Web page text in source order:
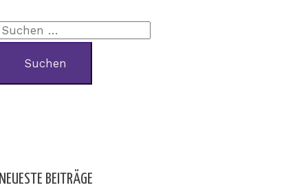
NEUESTE BEITRÄGE